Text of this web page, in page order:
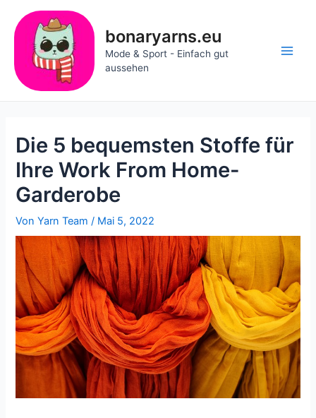
Inhalt
springen
bonaryarns.eu
Mode & Sport - Einfach gut
aussehen
Die 5 bequemsten Stoffe für
Ihre Work From Home-
Garderobe
VonYarn Team/ Mai 5, 2022